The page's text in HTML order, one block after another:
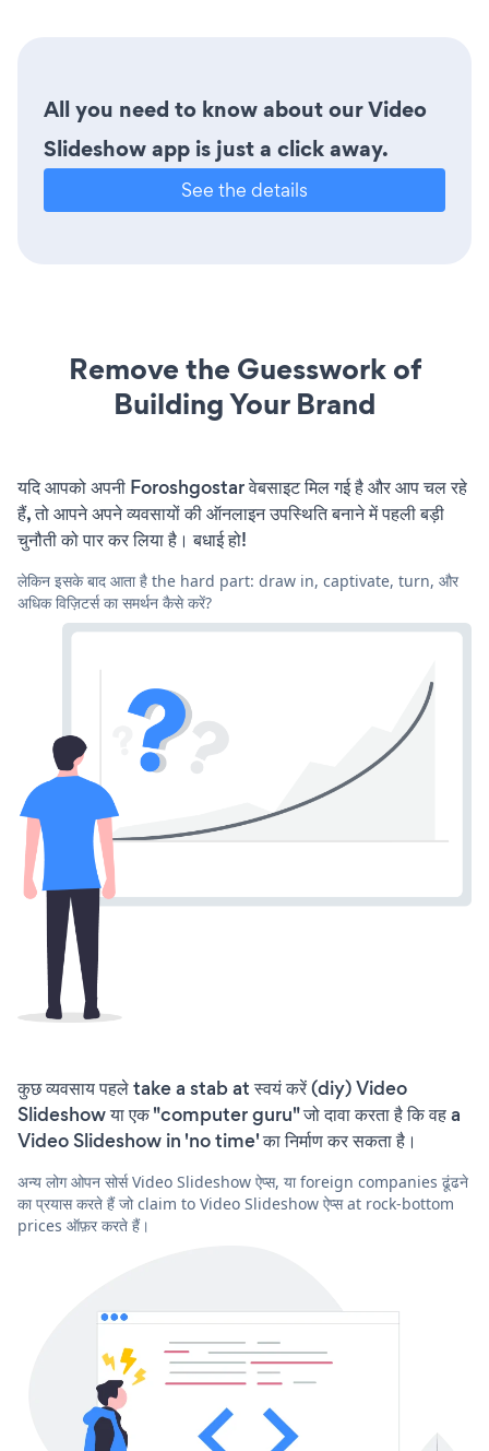
All you need to know about our Video
Slideshow app is just a click away.
See the details
Remove the Guesswork of
Building Your Brand
यदि आपको अपनी Foroshgostar वेबसाइट मिल गई है और आप चल रहे
हैं, तो आपने अपने व्यवसायों की ऑनलाइन उपस्थिति बनाने में पहली बड़ी
चुनौती को पार कर लिया है। बधाई हो!
लेकिन इसके बाद आता है the hard part: draw in, captivate, turn, और
अधिक विज़िटर्स का समर्थन कैसे करें?
कुछ व्यवसाय पहले take a stab at स्वयं करें (diy) Video
Slideshow या एक "computer guru" जो दावा करता है कि वह a
Video Slideshow in 'no time' का निर्माण कर सकता है।
अन्य लोग ओपन सोर्स Video Slideshow ऐप्स, या foreign companies ढूंढने
का प्रयास करते हैं जो claim to Video Slideshow ऐप्स at rock-bottom
prices ऑफ़र करते हैं।